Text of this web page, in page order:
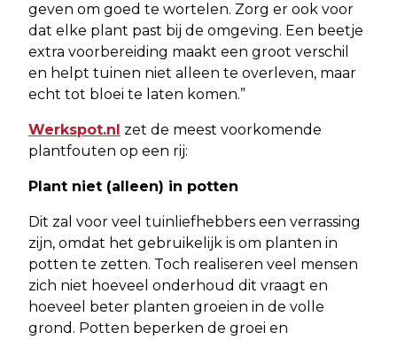
geven om goed te wortelen. Zorg er ook voor
dat elke plant past bij de omgeving. Een beetje
extra voorbereiding maakt een groot verschil
en helpt tuinen niet alleen te overleven, maar
echt tot bloei te laten komen.”
Werkspot.nl zet de meest voorkomende
plantfouten op een rij:
Plant niet (alleen) in potten
Dit zal voor veel tuinliefhebbers een verrassing
zijn, omdat het gebruikelijk is om planten in
potten te zetten. Toch realiseren veel mensen
zich niet hoeveel onderhoud dit vraagt en
hoeveel beter planten groeien in de volle
grond. Potten beperken de groei en